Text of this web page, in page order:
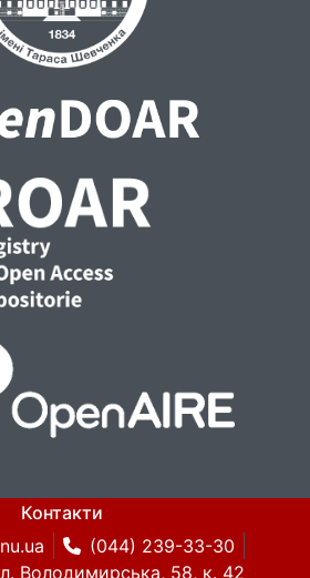
Контакти
(044) 239-33-30
Володимирська, 58, к. 42